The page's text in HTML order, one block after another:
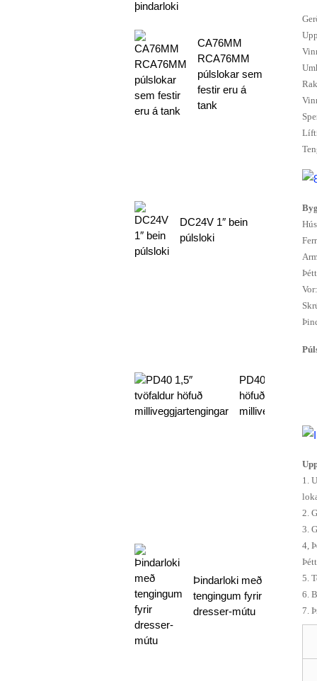
CA76MM
RCA76MM
púlslokar sem
festir eru á
tank
DC24V 1″ bein
púlsloki
PD40 1,5″
höfuð
Þindarloki með
tengingum fyrir
dresser-mútu
1.
2.
3.
4,
5.
6.
7.